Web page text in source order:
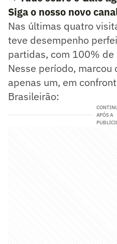
Siga o nosso novo
Nas últimas quatro
teve desempenho
partidas, com 100%
Nesse período, marcou
apenas um, em
Brasileirão:
APÓS A